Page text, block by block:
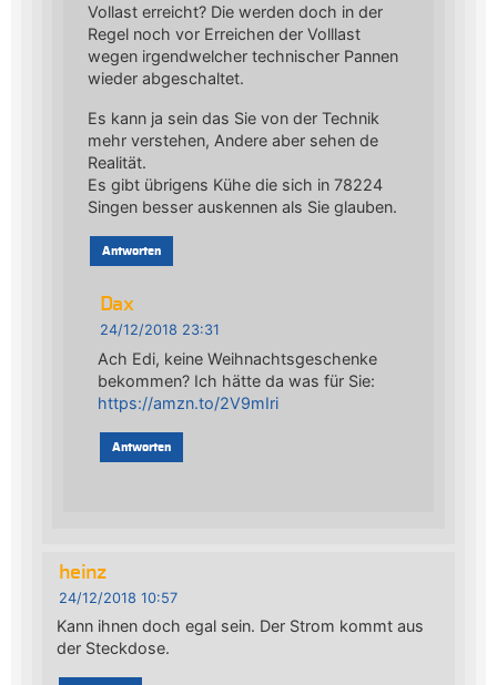
Vollast erreicht? Die werden doch in der
Regel noch vor Erreichen der Volllast
wegen irgendwelcher technischer Pannen
wieder abgeschaltet.
Es kann ja sein das Sie von der Technik
mehr verstehen, Andere aber sehen de
Realität.
Es gibt übrigens Kühe die sich in 78224
Singen besser auskennen als Sie glauben.
Antworten
Dax
24/12/2018 23:31
Ach Edi, keine Weihnachtsgeschenke
bekommen? Ich hätte da was für Sie:
https://amzn.to/2V9mIri
Antworten
heinz
24/12/2018 10:57
Kann ihnen doch egal sein. Der Strom kommt aus
der Steckdose.